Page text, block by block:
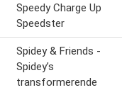
Speedy Charge Up
Speedster
Spidey & Friends -
Spidey’s
transformerende